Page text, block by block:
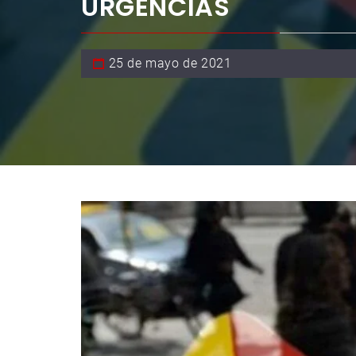
25 de mayo de 2021